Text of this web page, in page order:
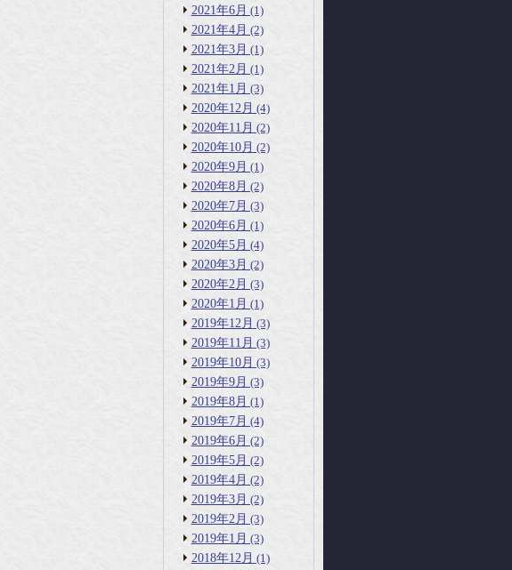
2021年6月 (1)
2021年4月 (2)
2021年3月 (1)
2021年2月 (1)
2021年1月 (3)
2020年12月 (4)
2020年11月 (2)
2020年10月 (2)
2020年9月 (1)
2020年8月 (2)
2020年7月 (3)
2020年6月 (1)
2020年5月 (4)
2020年3月 (2)
2020年2月 (3)
2020年1月 (1)
2019年12月 (3)
2019年11月 (3)
2019年10月 (3)
2019年9月 (3)
2019年8月 (1)
2019年7月 (4)
2019年6月 (2)
2019年5月 (2)
2019年4月 (2)
2019年3月 (2)
2019年2月 (3)
2019年1月 (3)
2018年12月 (1)